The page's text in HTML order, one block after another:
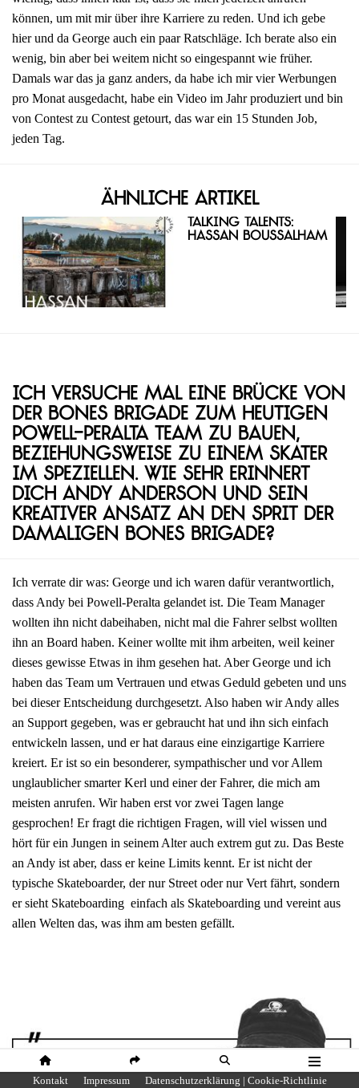
HOME SHARE SUCHE MENÜ
können, um mit mir über ihre Karriere zu reden. Und ich gebe
hier und da George auch ein paar Ratschläge. Ich berate also ein
wenig, bin aber bei weitem nicht so eingespannt wie früher.
Damals war das ja ganz anders, da habe ich mir vier Werbungen
pro Monat ausgedacht, habe ein Video im Jahr produziert und bin
von Contest zu Contest getourt, das war ein 15 Stunden Job,
jeden Tag.
Ähnliche Artikel
Talking Talents:
Hassan Boussalham
Ich versuche mal eine Brücke von
der Bones Brigade zum heutigen
Powell-Peralta Team zu bauen,
beziehungsweise zu einem Skater
im Speziellen. Wie sehr erinnert
dich Andy Anderson und sein
kreativer Ansatz an den Sprit der
damaligen Bones Brigade?
Ich verrate dir was: George und ich waren dafür verantwortlich,
dass Andy bei Powell-Peralta gelandet ist. Die Team Manager
wollten ihn nicht dabeihaben, nicht mal die Fahrer selbst wollten
ihn an Board haben. Keiner wollte mit ihm arbeiten, weil keiner
dieses gewisse Etwas in ihm gesehen hat. Aber George und ich
haben das Team um Vertrauen und etwas Geduld gebeten und uns
bei dieser Entscheidung durchgesetzt. Also haben wir Andy alles
an Support gegeben, was er gebraucht hat und ihn sich einfach
entwickeln lassen, und er hat daraus eine einzigartige Karriere
kreiert. Er ist so ein besonderer, sympathischer und vor Allem
unglaublicher smarter Kerl und einer der Fahrer, die mich am
meisten anrufen. Wir haben erst vor zwei Tagen lange
gesprochen! Er fragt die richtigen Fragen, will viel wissen und
hört für ein Jungen in seinem Alter auch extrem gut zu. Das Beste
an Andy ist aber, dass er keine Limits kennt. Er ist nicht der
typische Skateboarder, der nur Street oder nur Vert fährt, sondern
er sieht Skateboarding einfach als Skateboarding und vereint aus
allen Welten das, was ihm am besten gefällt.
Kontakt Impressum Datenschutzerklärung | Cookie-Richtlinie